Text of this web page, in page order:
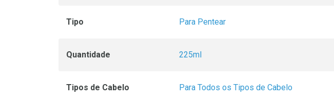
Tipo Para Pentear
Quantidade 225ml
Tipos de Cabelo Para Todos os Tipos de Cabelo